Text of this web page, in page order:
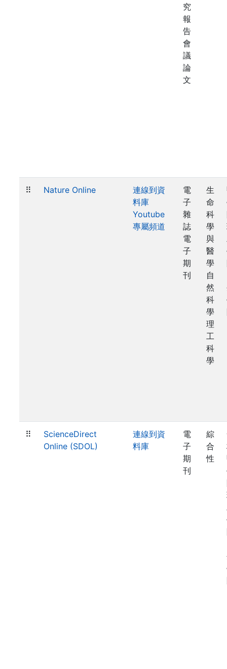
究
報
告
會
議
論
文
⠿ Nature Online
連線到資
料庫
Youtube
專屬頻道
電
子
雜
誌
電
子
期
刊
生
命
科
學
與
醫
學
自
然
科
學
理
工
科
學
⠿
ScienceDirect
Online (SDOL)
連線到資
料庫
電
子
期
刊
綜
合
性